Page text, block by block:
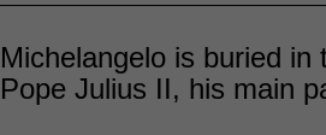
Michelangelo is buried
Pope Julius II, his main